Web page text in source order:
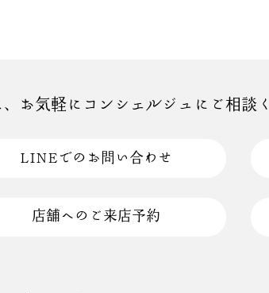
お気軽にコンシェルジュにご相談
LINEでのお問い合わせ
店舗へのご来店予約